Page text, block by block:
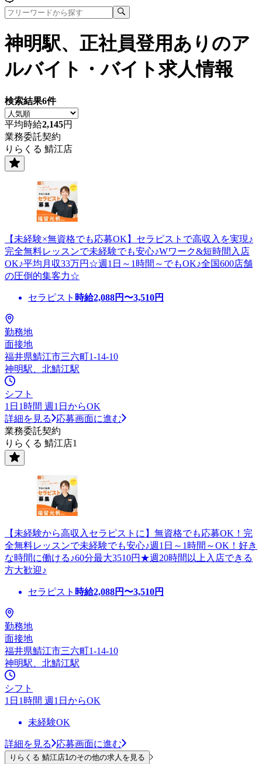
神明駅、正社員登用あり のア
ルバイト・バイト求人情報
検索結果6件
平均時給2,145円
業務委託契約
りらくる 鯖江店
【未経験×無資格でも応募OK】セラピストで高収入を実現♪
完全無料レッスンで未経験でも安心♪Wワーク&短時間入店
OK♪平均月収33万円☆週1日～1時間～でもOK♪全国600店舗
の圧倒的集客力☆
セラピスト 時給2,088円〜3,510円
勤務地
面接地
福井県鯖江市三六町1-14-10
神明駅、北鯖江駅
シフト
1日1時間 週1日からOK
詳細を見る
応募画面に進む
業務委託契約
りらくる 鯖江店1
【未経験から高収入セラピストに】無資格でも応募OK！完
全無料レッスンで未経験でも安心♪週1日～1時間～OK！好き
な時間に働ける♪60分最大3510円★週20時間以上入店できる
方大歓迎♪
セラピスト 時給2,088円〜3,510円
勤務地
面接地
福井県鯖江市三六町1-14-10
神明駅、北鯖江駅
シフト
1日1時間 週1日からOK
未経験OK
詳細を見る 応募画面に進む
りらくる 鯖江店1のその他の求人を見る